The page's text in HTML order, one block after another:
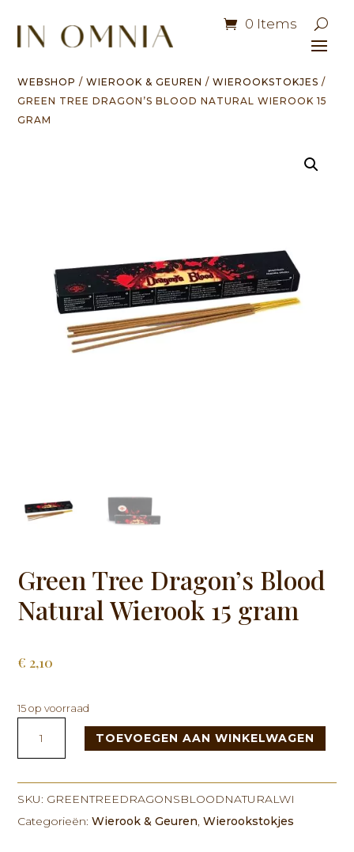
0 Items
WEBSHOP /WIEROOK & GEUREN /WIEROOKSTOKJES /
GREEN TREE DRAGON’S BLOOD NATURAL WIEROOK 15
GRAM
Green Tree Dragon’s Blood
Natural Wierook 15 gram
€ 2,10
15 op voorraad
Dragon's
Blood
Natural
Wierook
TOEVOEGEN AAN WINKELWAGEN
SKU: GREENTREEDRAGONSBLOODNATURALWI
Categorieën:Wierook & Geuren,Wierookstokjes